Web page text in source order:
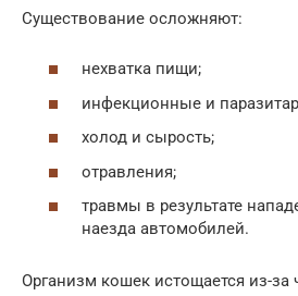
Существование осложняют:
нехватка пищи;
инфекционные и
холод и сырость;
отравления;
травмы в результате
наезда автомобилей.
Организм кошек истощается из-за